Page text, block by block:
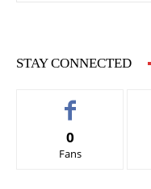
STAY CONNECTED
0
Fans